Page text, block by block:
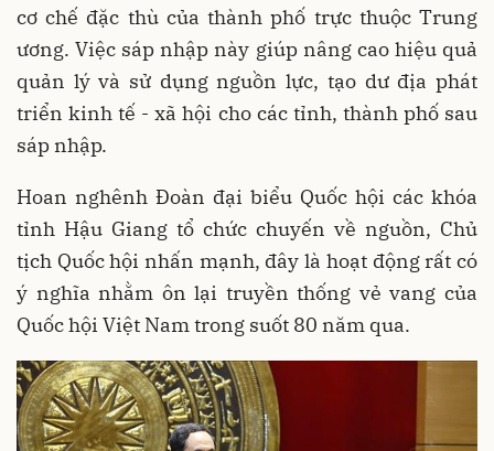
cơ chế đặc thù của thành phố trực thuộc Trung
ương. Việc sáp nhập này giúp nâng cao hiệu quả
quản lý và sử dụng nguồn lực, tạo dư địa phát
triển kinh tế - xã hội cho các tỉnh, thành phố sau
sáp nhập.
Hoan nghênh Đoàn đại biểu Quốc hội các khóa
tỉnh Hậu Giang tổ chức chuyến về nguồn, Chủ
tịch Quốc hội nhấn mạnh, đây là hoạt động rất có
ý nghĩa nhằm ôn lại truyền thống vẻ vang của
Quốc hội Việt Nam trong suốt 80 năm qua.